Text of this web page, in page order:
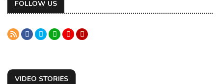
FOLLOW US
VIDEO STORIES